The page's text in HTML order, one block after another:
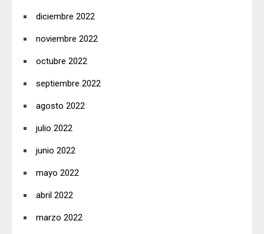
diciembre 2022
noviembre 2022
octubre 2022
septiembre 2022
agosto 2022
julio 2022
junio 2022
mayo 2022
abril 2022
marzo 2022